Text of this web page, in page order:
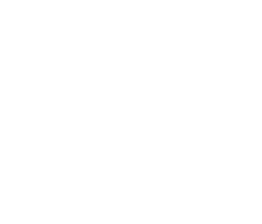
La historiadora del Arte y
describirá el cartel oficial de
el pintor José Martín España,
lugar el jueves 8 de enero en